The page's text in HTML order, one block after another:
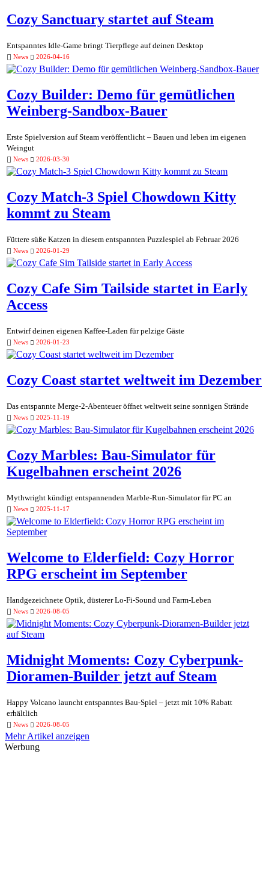
Cozy Sanctuary startet auf Steam
Entspanntes Idle-Game bringt Tierpflege auf deinen Desktop
News 2026-04-16
Cozy Builder: Demo für gemütlichen
Weinberg-Sandbox-Bauer
Erste Spielversion auf Steam veröffentlicht – Bauen und leben im eigenen
Weingut
News 2026-03-30
Cozy Match-3 Spiel Chowdown Kitty
kommt zu Steam
Füttere süße Katzen in diesem entspannten Puzzlespiel ab Februar 2026
News 2026-01-29
Cozy Cafe Sim Tailside startet in Early
Access
Entwirf deinen eigenen Kaffee-Laden für pelzige Gäste
News 2026-01-23
Cozy Coast startet weltweit im Dezember
Das entspannte Merge-2-Abenteuer öffnet weltweit seine sonnigen Strände
News 2025-11-19
Cozy Marbles: Bau-Simulator für
Kugelbahnen erscheint 2026
Mythwright kündigt entspannenden Marble-Run-Simulator für PC an
News 2025-11-17
Welcome to Elderfield: Cozy Horror
RPG erscheint im September
Handgezeichnete Optik, düsterer Lo-Fi-Sound und Farm-Leben
News 2026-08-05
Midnight Moments: Cozy Cyberpunk-
Dioramen-Builder jetzt auf Steam
Happy Volcano launcht entspanntes Bau-Spiel – jetzt mit 10% Rabatt
erhältlich
News 2026-08-05
Mehr Artikel anzeigen
Werbung